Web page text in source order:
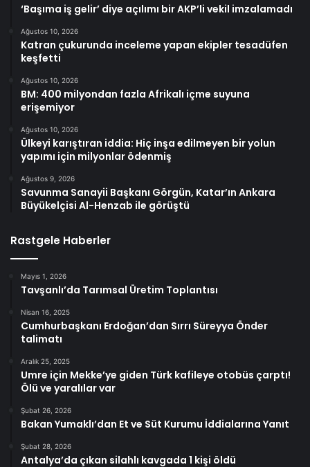
‘Başıma iş gelir’ diye açılımı bir AKP’li vekil imzalamadı
Ağustos 10, 2026
Katran çukurunda inceleme yapan ekipler tesadüfen
keşfetti
Ağustos 10, 2026
BM: 400 milyondan fazla Afrikalı içme suyuna
erişemiyor
Ağustos 10, 2026
Ülkeyi karıştıran iddia: Hiç inşa edilmeyen bir yolun
yapımı için milyonlar ödenmiş
Ağustos 9, 2026
Savunma Sanayii Başkanı Görgün, Katar’ın Ankara
Büyükelçisi Al-Henzab ile görüştü
Rastgele Haberler
Mayıs 1, 2026
Tavşanlı’da Tarımsal Üretim Toplantısı
Nisan 16, 2025
Cumhurbaşkanı Erdoğan’dan Sırrı Süreyya Önder
talimatı
Aralık 25, 2025
Umre için Mekke’ye giden Türk kafileye otobüs çarptı!
Ölü ve yaralılar var
Şubat 26, 2026
Bakan Yumaklı’dan Et ve Süt Kurumu İddialarına Yanıt
Şubat 28, 2026
Antalya’da çıkan silahlı kavgada 1 kişi öldü